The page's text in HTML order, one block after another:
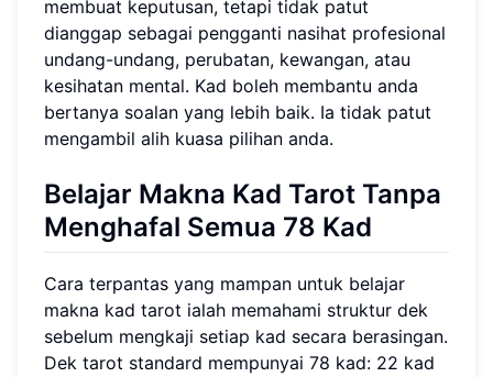
membuat keputusan, tetapi tidak patut
dianggap sebagai pengganti nasihat profesional
undang-undang, perubatan, kewangan, atau
kesihatan mental. Kad boleh membantu anda
bertanya soalan yang lebih baik. Ia tidak patut
mengambil alih kuasa pilihan anda.
Belajar Makna Kad Tarot Tanpa
Menghafal Semua 78 Kad
Cara terpantas yang mampan untuk belajar
makna kad tarot ialah memahami struktur dek
sebelum mengkaji setiap kad secara berasingan.
Dek tarot standard mempunyai 78 kad: 22 kad